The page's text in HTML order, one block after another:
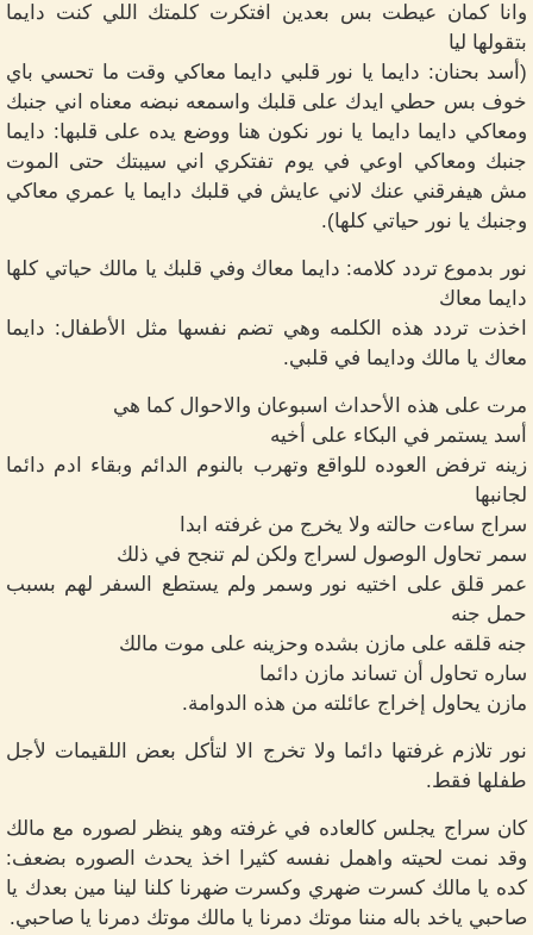
وانا كمان عيطت بس بعدين افتكرت كلمتك اللي كنت دايما
بتقولها ليا
(أسد بحنان: دايما يا نور قلبي دايما معاكي وقت ما تحسي باي
خوف بس حطي ايدك على قلبك واسمعه نبضه معناه اني جنبك
ومعاكي دايما دايما يا نور نكون هنا ووضع يده على قلبها: دايما
جنبك ومعاكي اوعي في يوم تفتكري اني سيبتك حتى الموت
مش هيفرقني عنك لاني عايش في قلبك دايما يا عمري معاكي
وجنبك يا نور حياتي كلها).
نور بدموع تردد كلامه: دايما معاك وفي قلبك يا مالك حياتي كلها
دايما معاك
اخذت تردد هذه الكلمه وهي تضم نفسها مثل الأطفال: دايما
معاك يا مالك ودايما في قلبي.
مرت على هذه الأحداث اسبوعان والاحوال كما هي
أسد يستمر في البكاء على أخيه
زينه ترفض العوده للواقع وتهرب بالنوم الدائم وبقاء ادم دائما
لجانبها
سراج ساءت حالته ولا يخرج من غرفته ابدا
سمر تحاول الوصول لسراج ولكن لم تنجح في ذلك
عمر قلق على اختيه نور وسمر ولم يستطع السفر لهم بسبب
حمل جنه
جنه قلقه على مازن بشده وحزينه على موت مالك
ساره تحاول أن تساند مازن دائما
مازن يحاول إخراج عائلته من هذه الدوامة.
نور تلازم غرفتها دائما ولا تخرج الا لتأكل بعض اللقيمات لأجل
طفلها فقط.
كان سراج يجلس كالعاده في غرفته وهو ينظر لصوره مع مالك
وقد نمت لحيته واهمل نفسه كثيرا اخذ يحدث الصوره بضعف:
كده يا مالك كسرت ضهري وكسرت ضهرنا كلنا لينا مين بعدك يا
صاحبي ياخد باله مننا موتك دمرنا يا مالك موتك دمرنا يا صاحبي.